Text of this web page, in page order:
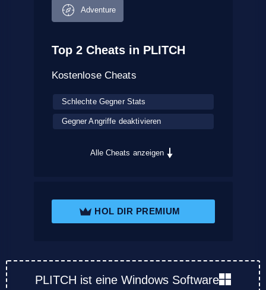
Adventure
Top 2 Cheats in PLITCH
Kostenlose Cheats
Schlechte Gegner Stats
Gegner Angriffe deaktivieren
Alle Cheats anzeigen
HOL DIR PREMIUM
PLITCH ist eine Windows Software